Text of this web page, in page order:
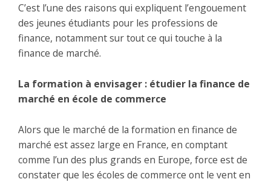
C’est l’une des raisons qui expliquent l’engouement
des jeunes étudiants pour les professions de
finance, notamment sur tout ce qui touche à la
finance de marché.
La formation à envisager : étudier la finance de
marché en école de commerce
Alors que le marché de la formation en finance de
marché est assez large en France, en comptant
comme l’un des plus grands en Europe, force est de
constater que les écoles de commerce ont le vent en